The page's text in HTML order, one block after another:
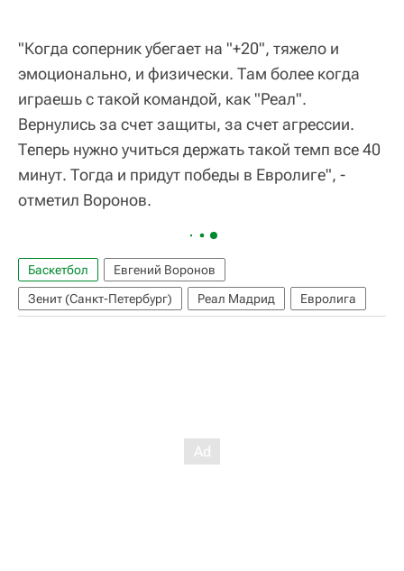
"Когда соперник убегает на "+20", тяжело и
эмоционально, и физически. Там более когда
играешь с такой командой, как "Реал".
Вернулись за счет защиты, за счет агрессии.
Теперь нужно учиться держать такой темп все 40
минут. Тогда и придут победы в Евролиге", -
отметил Воронов.
Баскетбол
Евгений Воронов
Зенит (Санкт-Петербург)
Реал Мадрид Евролига